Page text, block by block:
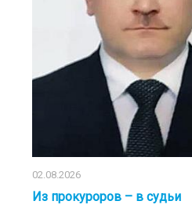
02.08.2026
Из прокуроров – в судьи